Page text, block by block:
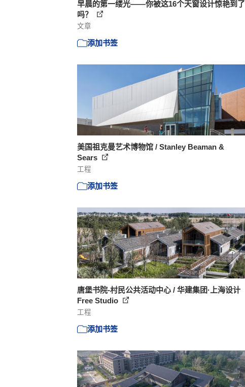
早晨的第一缕光——你被这16个天窗设计惊艳到了
吗？
文章
添加书签
美国祖克曼艺术博物馆 / Stanley Beaman &
Sears
工程
添加书签
唐堡书院-村民公共活动中心 / 华建集团·上海设计
Free Studio
工程
添加书签